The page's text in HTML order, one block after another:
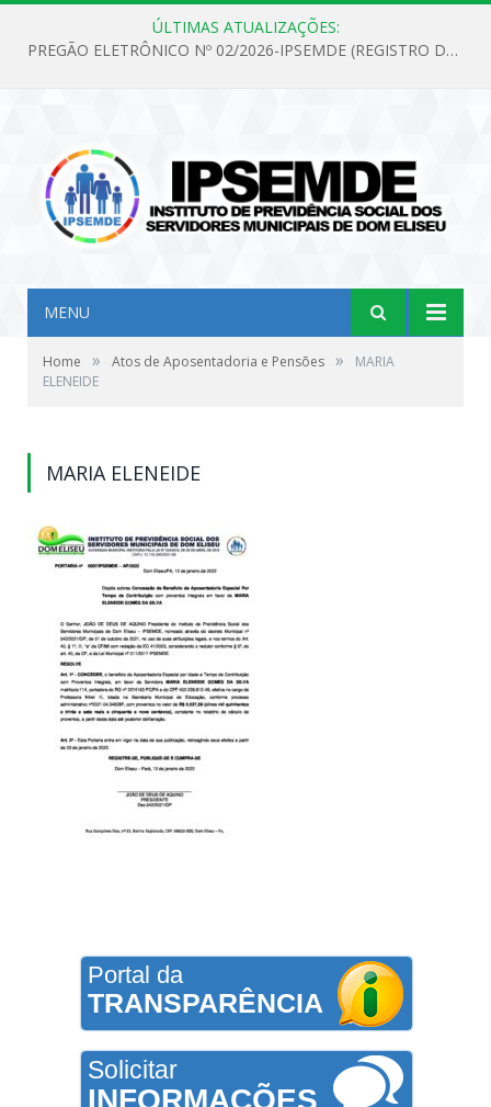
ÚLTIMAS ATUALIZAÇÕES:
PREGÃO ELETRÔNICO Nº 02/2026-IPSEMDE (REGISTRO DE PREÇOS PARA FUTURA E EVENTUAL AQUISIÇÃO DE MATERIAL DE LIMPEZA E GÊNEROS ALIMENTÍCIOS PARA ATENDER AS NECESSIDADES DO INSTITUTO DE PREVIDÊNCIA SOCIAL DOS SERVIDORES MUNICIPAIS DE DOM ELISEU.)
MENU
Home » Atos de Aposentadoria e Pensões »
MARIA
ELENEIDE
MARIA ELENEIDE
Portal da
TRANSPARÊNCIA
Solicitar
INFORMAÇÕES